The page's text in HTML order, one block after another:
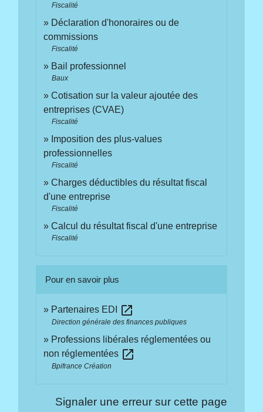
Fiscalité
Déclaration d'honoraires ou de
commissions
Fiscalité
Bail professionnel
Baux
Cotisation sur la valeur ajoutée des
entreprises (CVAE)
Fiscalité
Imposition des plus-values
professionnelles
Fiscalité
Charges déductibles du résultat fiscal
d'une entreprise
Fiscalité
Calcul du résultat fiscal d'une entreprise
Fiscalité
Pour en savoir plus
Partenaires EDI open_in_new
Direction générale des finances publiques
Professions libérales réglementées ou
non réglementées open_in_new
Bpifrance Création
Signaler une erreur sur cette page